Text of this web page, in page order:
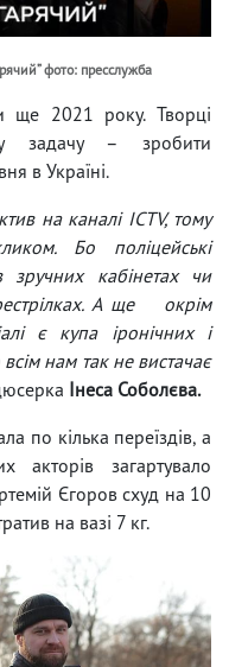
фото: пресслужба
ще 2021 року. Творці
задачу – зробити
в Україні.
на каналі ICTV, тому
Бо поліцейські
кабінетах чи
А ще окрім
є купа іронічних і
нам так не вистачає
Інеса Соболєва.
по кілька переїздів, а
акторів загартувало
Єгоров схуд на 10
на вазі 7 кг.